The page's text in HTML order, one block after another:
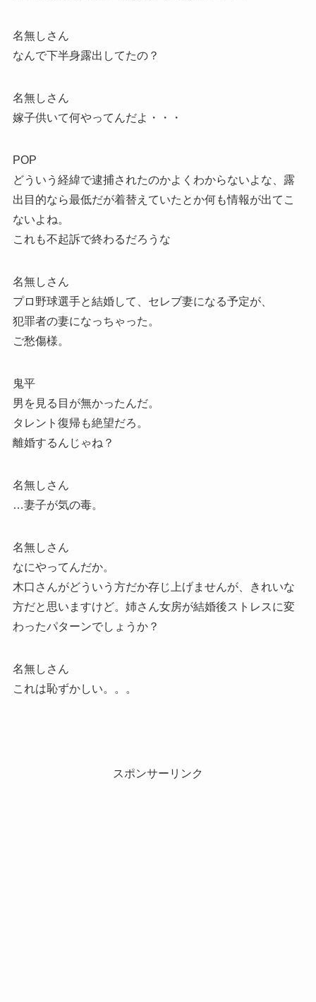
名無しさん
なんで下半身露出してたの？
名無しさん
嫁子供いて何やってんだよ・・・
POP
どういう経緯で逮捕されたのかよくわからないよな、露
出目的なら最低だが着替えていたとか何も情報が出てこ
ないよね。
これも不起訴で終わるだろうな
名無しさん
プロ野球選手と結婚して、セレブ妻になる予定が、
犯罪者の妻になっちゃった。
ご愁傷様。
鬼平
男を見る目が無かったんだ。
タレント復帰も絶望だろ。
離婚するんじゃね？
名無しさん
…妻子が気の毒。
名無しさん
なにやってんだか。
木口さんがどういう方だか存じ上げませんが、きれいな
方だと思いますけど。姉さん女房が結婚後ストレスに変
わったパターンでしょうか？
名無しさん
これは恥ずかしい。。。
スポンサーリンク